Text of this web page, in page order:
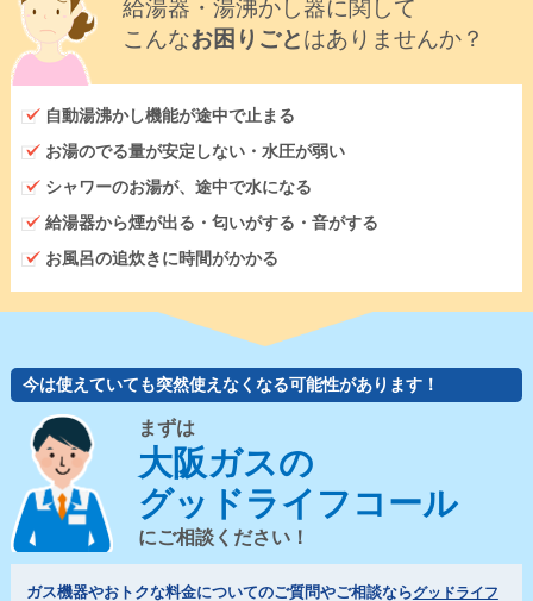
給湯器・湯沸かし器に関して
こんなお困りごとはありませんか？
自動湯沸かし機能が途中で止まる
お湯のでる量が安定しない・水圧が弱い
シャワーのお湯が、途中で水になる
給湯器から煙が出る・匂いがする・音がする
お風呂の追炊きに時間がかかる
今は使えていても突然使えなくなる可能性があります！
まずは
大阪ガスの
グッドライフコール
にご相談ください！
ガス機器やおトクな料金についてのご質問やご相談ならグッドライフ